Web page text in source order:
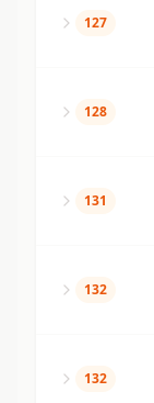
127
128
131
132
132